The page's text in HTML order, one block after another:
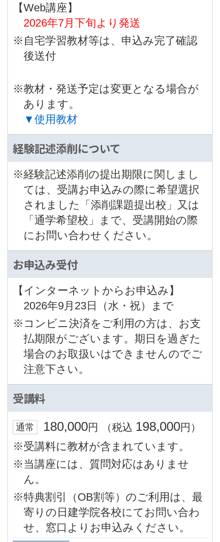
【Web講座】
2026年7月下旬より発送
※自宅学習教材等は、申込み完了確認
後送付
※教材・発送予定は変更となる場合が
あります。
▼使用教材
経験記述添削について
※経験記述添削の提出期限に関しまし
ては、受講お申込みの際に希望選択
されました「添削課題提出校」又は
「通学希望校」まで、受講開始の際
にお問い合わせください。
お申込み受付
【インターネットからお申込み】
2026年9月23日（水・祝）まで
※コンビニ決済をご利用の方は、お支
払期限がございます。期日を過ぎた
場合のお取扱いはできませんのでご
注意下さい。
受講料
通常 180,000円 （税込 198,000円）
※受講料に教材が含まれています。
※当講座には、質問対応はありませ
ん。
※特典割引（OB割等）のご利用は、最
寄りの日建学院各校にてお問い合わ
せ、窓口よりお申込みください。